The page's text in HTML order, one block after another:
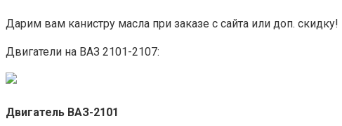
Дарим вам канистру масла при заказе с сайта или доп. скидку!
Двигатели на ВАЗ 2101-2107:
Двигатель ВАЗ-2101